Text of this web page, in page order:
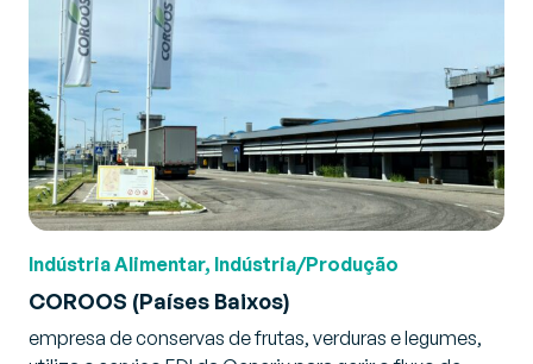
Indústria Alimentar, Indústria/Produção
COROOS (Países Baixos)
empresa de conservas de frutas, verduras e legumes,